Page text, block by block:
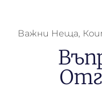
Важни Неща,